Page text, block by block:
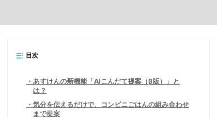
目次
あすけんの新機能「AIこんだて提案（β版）」と
は？
気分を伝えるだけで、コンビニごはんの組み合わせ
まで提案